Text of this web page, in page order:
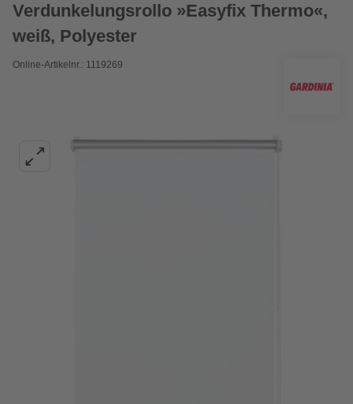
Verdunkelungsrollo »Easyfix Thermo«,
weiß, Polyester
Online-Artikelnr.: 1119269